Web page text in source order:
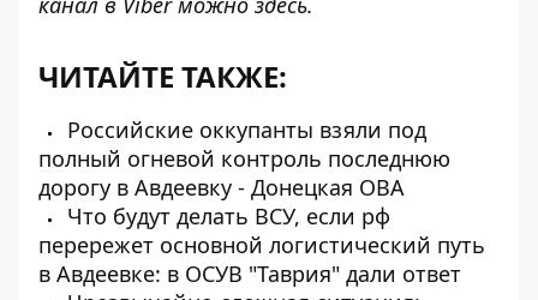
ЧИТАЙТЕ ТАКЖЕ:
Российские оккупанты взяли под
полный огневой контроль последнюю
дорогу в Авдеевку - Донецкая ОВА
Что будут делать ВСУ, если рф
перережет основной логистический путь
в Авдеевке: в ОСУВ "Таврия" дали ответ